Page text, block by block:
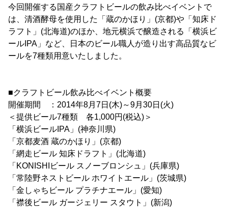
今回開催する国産クラフトビールの飲み比べイベントで
は、清酒酵母を使用した「蔵のかほり」(京都)や「知床ド
ラフト」(北海道)のほか、地元横浜で醸造される「横浜ビ
ールIPA」など、日本のビール職人が造り出す高品質なビ
ールを7種類用意いたしました。
■クラフトビール飲み比べイベント概要
開催期間 ：2014年8月7日(木)～9月30日(火)
＜提供ビール7種類 各1,000円(税込)＞
「横浜ビールIPA」(神奈川県)
「京都麦酒 蔵のかほり」(京都)
「網走ビール 知床ドラフト」(北海道)
「KONISHIビール スノーブロンシュ」(兵庫県)
「常陸野ネストビール ホワイトエール」(茨城県)
「金しゃちビール プラチナエール」(愛知)
「襟後ビール ガージェリー スタウト」(新潟)